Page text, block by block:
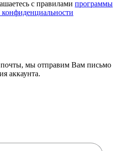
с правилами программы
почты, мы отправим Вам письмо
аккаунта.